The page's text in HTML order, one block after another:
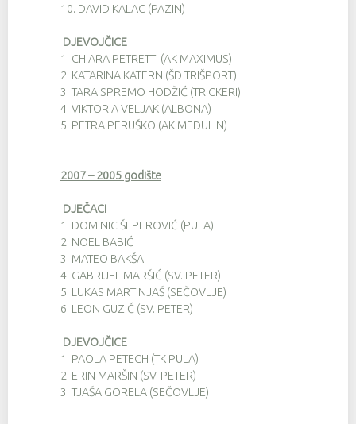
10. DAVID KALAC (PAZIN)
DJEVOJČICE
1. CHIARA PETRETTI (AK MAXIMUS)
2. KATARINA KATERN (ŠD TRIŠPORT)
3. TARA SPREMO HODŽIĆ (TRICKERI)
4. VIKTORIA VELJAK (ALBONA)
5. PETRA PERUŠKO (AK MEDULIN)
2007 – 2005 godište
DJEČACI
1. DOMINIC ŠEPEROVIĆ (PULA)
2. NOEL BABIĆ
3. MATEO BAKŠA
4. GABRIJEL MARŠIĆ (SV. PETER)
5. LUKAS MARTINJAŠ (SEČOVLJE)
6. LEON GUZIĆ (SV. PETER)
DJEVOJČICE
1. PAOLA PETECH (TK PULA)
2. ERIN MARŠIN (SV. PETER)
3. TJAŠA GORELA (SEČOVLJE)